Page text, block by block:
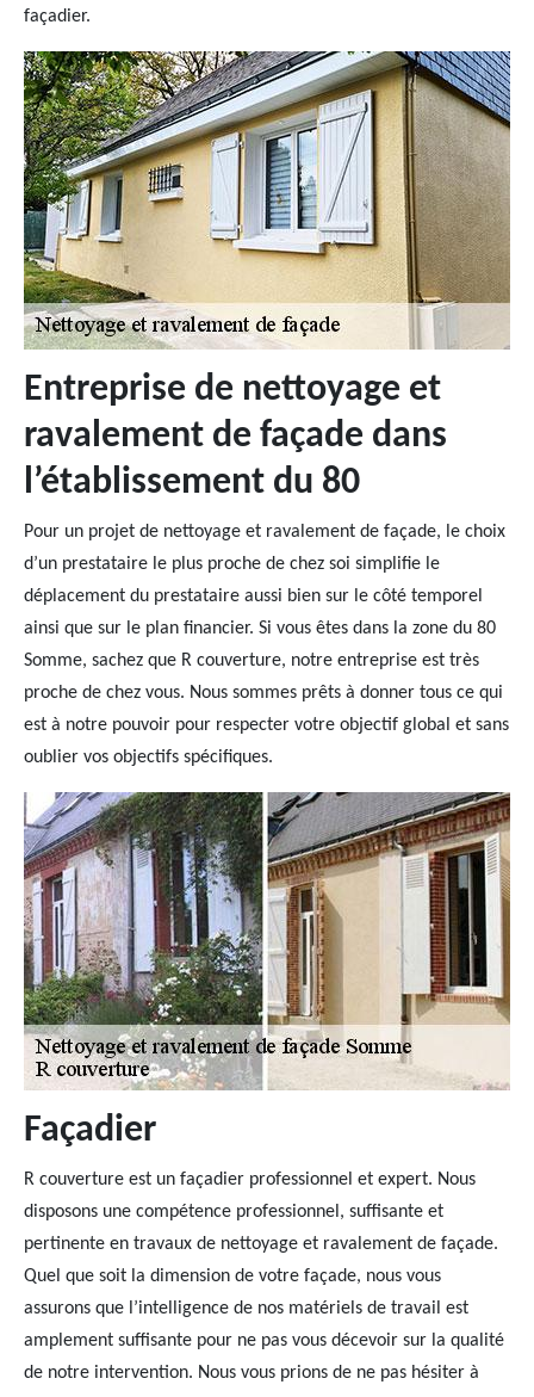
façadier.
Entreprise de nettoyage et
ravalement de façade dans
l’établissement du 80
Pour un projet de nettoyage et ravalement de façade, le choix
d’un prestataire le plus proche de chez soi simplifie le
déplacement du prestataire aussi bien sur le côté temporel
ainsi que sur le plan financier. Si vous êtes dans la zone du 80
Somme, sachez que R couverture, notre entreprise est très
proche de chez vous. Nous sommes prêts à donner tous ce qui
est à notre pouvoir pour respecter votre objectif global et sans
oublier vos objectifs spécifiques.
Façadier
R couverture est un façadier professionnel et expert. Nous
disposons une compétence professionnel, suffisante et
pertinente en travaux de nettoyage et ravalement de façade.
Quel que soit la dimension de votre façade, nous vous
assurons que l’intelligence de nos matériels de travail est
amplement suffisante pour ne pas vous décevoir sur la qualité
de notre intervention. Nous vous prions de ne pas hésiter à